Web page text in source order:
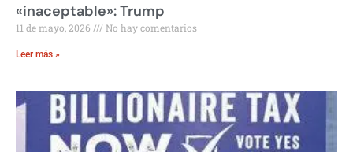
«inaceptable»: Trump
11 de mayo, 2026 No hay comentarios
Leer más »